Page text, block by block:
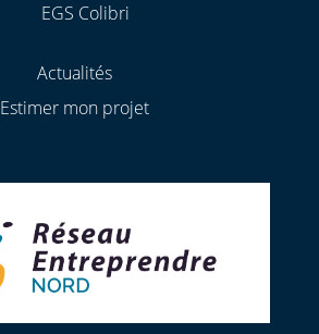
EGS Colibri
Actualités
Estimer mon projet